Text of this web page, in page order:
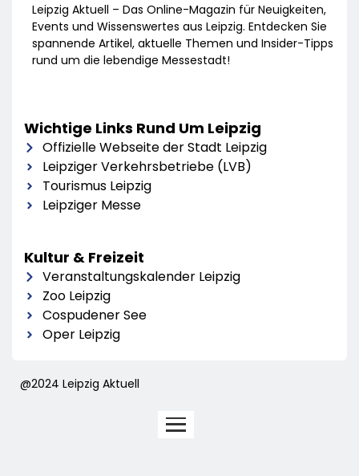
Leipzig Aktuell – Das Online-Magazin für Neuigkeiten,
Events und Wissenswertes aus Leipzig. Entdecken Sie
spannende Artikel, aktuelle Themen und Insider-Tipps
rund um die lebendige Messestadt!
Wichtige Links Rund Um Leipzig
Offizielle Webseite der Stadt Leipzig
Leipziger Verkehrsbetriebe (LVB)
Tourismus Leipzig
Leipziger Messe
Kultur & Freizeit
Veranstaltungskalender Leipzig
Zoo Leipzig
Cospudener See
Oper Leipzig
@2024 Leipzig Aktuell